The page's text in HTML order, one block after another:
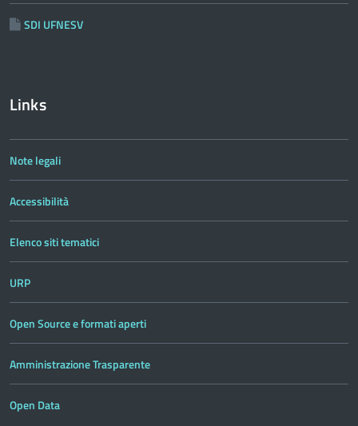
SDI UFNESV
Links
Note legali
Accessibilità
Elenco siti tematici
URP
Open Source e formati aperti
Amministrazione Trasparente
Open Data